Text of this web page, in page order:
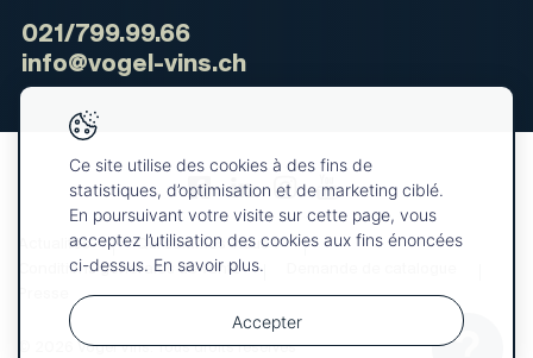
021/799.99.66
info@vogel-vins.ch
Actualités
Qui sommes-nous ?
Conditions générales de vente
© 2026 Vogel Vins. Tous droits réservés
Votre
Ce site utilise des cookies à des fins de
statistiques, d’optimisation et de marketing ciblé.
En poursuivant votre visite sur cette page, vous
acceptez l’utilisation des cookies aux fins énoncées
ci-dessus. En savoir plus.
Accepter